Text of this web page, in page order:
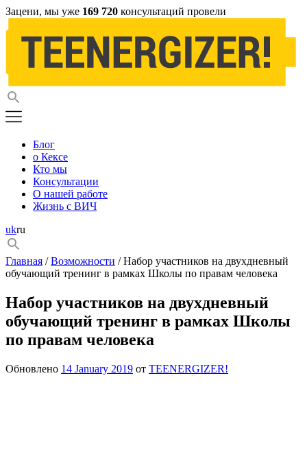
Зацени, мы уже 169 720 консультаций провели
Блог
о Кексе
Кто мы
Консультации
О нашей работе
Жизнь с ВИЧ
ukru
Главная /Возможности / Набор участников на двухдневный
обучающий тренинг в рамках Школы по правам человека
Набор участников на двухдневный
обучающий тренинг в рамках Школы
по правам человека
Обновлено 14 January 2019 от TEENERGIZER!